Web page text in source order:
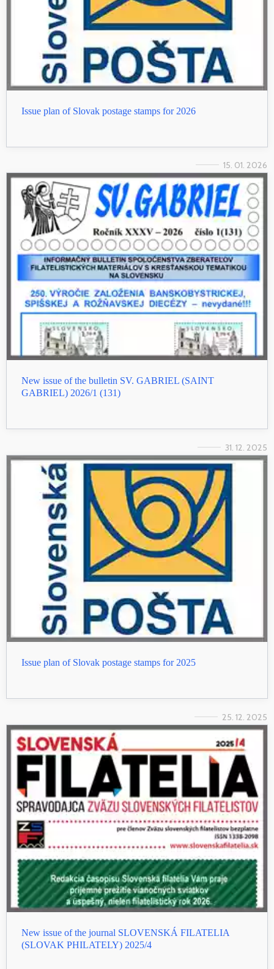
Issue plan of Slovak postage stamps for 2026
15. 01. 2026
New issue of the bulletin SV. GABRIEL (SAINT
GABRIEL) 2026/1 (131)
31. 12. 2025
Issue plan of Slovak postage stamps for 2025
25. 12. 2025
New issue of the journal SLOVENSKÁ FILATELIA
(SLOVAK PHILATELY) 2025/4